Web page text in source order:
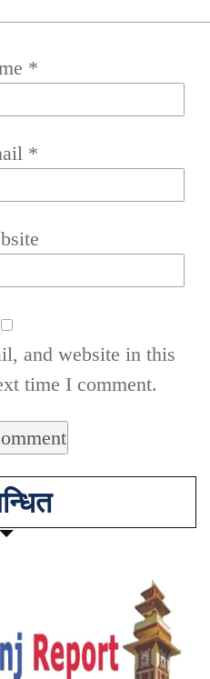
*
*
and website in this
time I comment.